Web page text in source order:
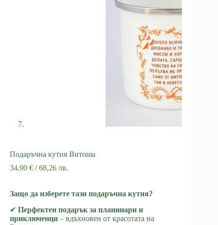
Подаръчна кутия Витоша
34,90 € / 68,26 лв.
Защо да изберете тази подаръчна кутия?
✔ Перфектен подарък за планинари и
приключенци – вдъхновен от красотата на